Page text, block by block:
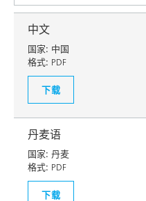
中文
国家: 中国
格式: PDF
下载
丹麦语
国家: 丹麦
格式: PDF
下载